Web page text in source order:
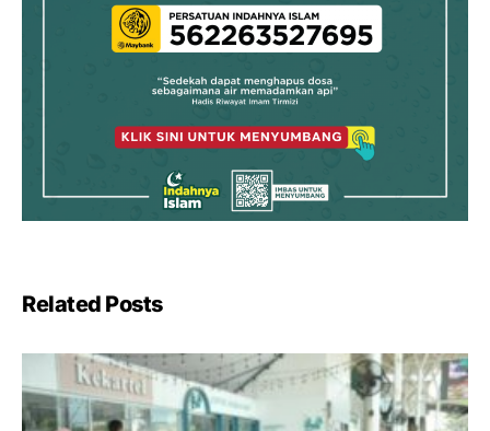
Related Posts